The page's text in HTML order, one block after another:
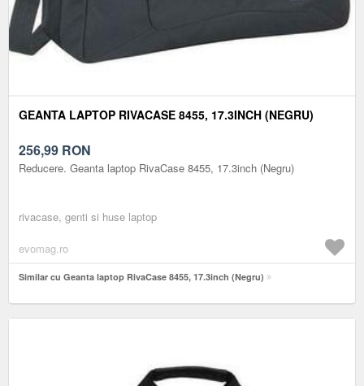
GEANTA LAPTOP RIVACASE 8455, 17.3INCH (NEGRU)
256,99 RON
Reducere. Geanta laptop RivaCase 8455, 17.3inch (Negru)
rivacase, genti si huse laptop
evomag.ro
Similar cu Geanta laptop RivaCase 8455, 17.3inch (Negru)